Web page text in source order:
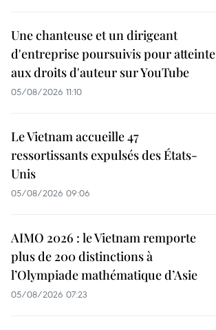
Une chanteuse et un dirigeant
d'entreprise poursuivis pour atteinte
aux droits d'auteur sur YouTube
05/08/2026 11:10
Le Vietnam accueille 47
ressortissants expulsés des États-
Unis
05/08/2026 09:06
AIMO 2026 : le Vietnam remporte
plus de 200 distinctions à
l’Olympiade mathématique d’Asie
05/08/2026 07:23